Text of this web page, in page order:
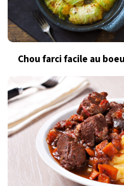
Chou farci facile au